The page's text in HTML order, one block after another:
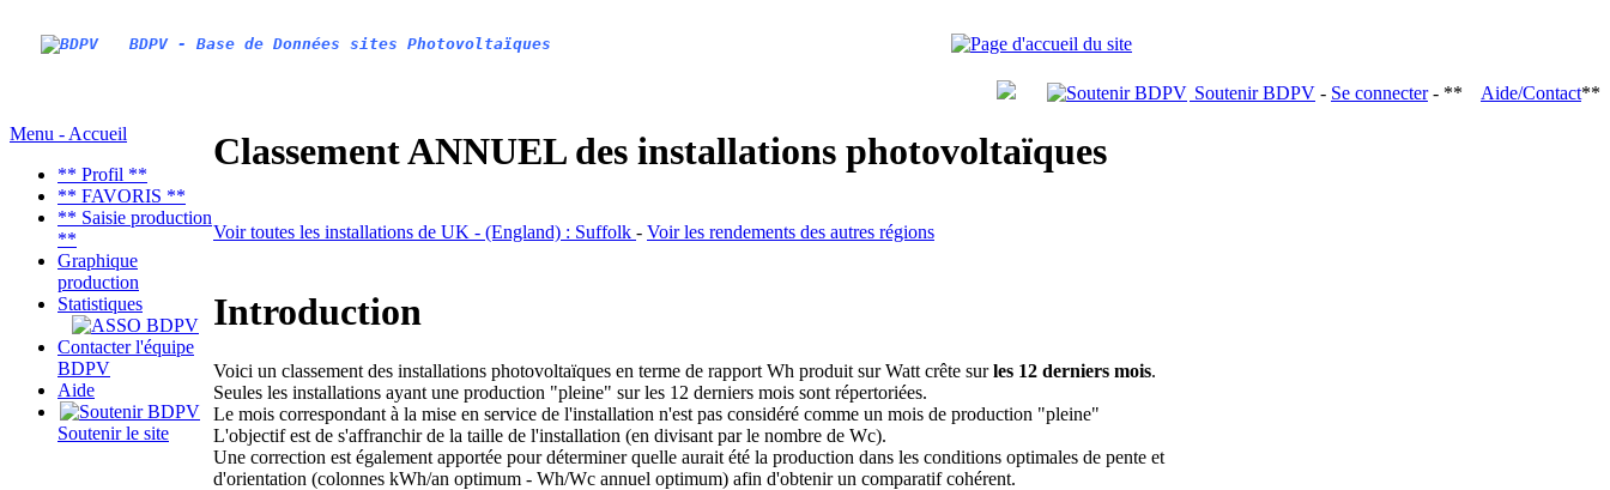
BDPV - Base de Données sites Photovoltaïques
Soutenir BDPV - Se connecter- ** Aide/Contact**
Menu - Accueil
** Profil **
** FAVORIS **
** Saisie production
**
Graphique
production
Statistiques
Contacter l'équipe
BDPV
Aide
Soutenir le site
Classement ANNUEL des installations photovoltaïques
Voir toutes les installations de UK - (England) : Suffolk - Voir les rendements des autres régions
Introduction
Voici un classement des installations photovoltaïques en terme de rapport Wh produit sur Watt crête surles 12 derniers mois.
Seules les installations ayant une production "pleine" sur les 12 derniers mois sont répertoriées.
Le mois correspondant à la mise en service de l'installation n'est pas considéré comme un mois de production "pleine"
L'objectif est de s'affranchir de la taille de l'installation (en divisant par le nombre de Wc).
Une correction est également apportée pour déterminer quelle aurait été la production dans les conditions optimales de pente et
d'orientation (colonnes kWh/an optimum - Wh/Wc annuel optimum) afin d'obtenir un comparatif cohérent.